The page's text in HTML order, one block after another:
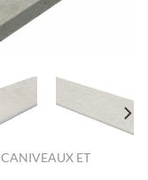
CANIVEAUX ET